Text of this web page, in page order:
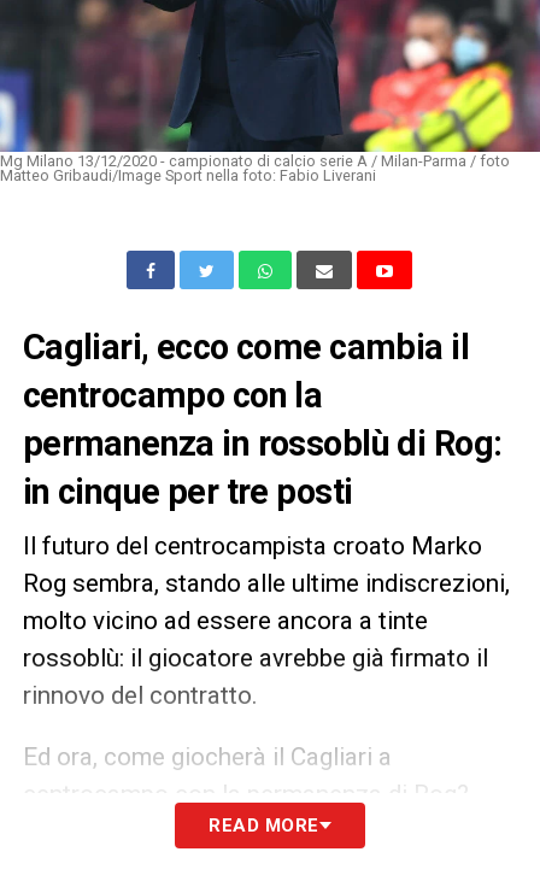
Mg Milano 13/12/2020 - campionato di calcio serie A / Milan-Parma / foto
Matteo Gribaudi/Image Sport nella foto: Fabio Liverani
Cagliari, ecco come cambia il
centrocampo con la
permanenza in rossoblù di Rog:
in cinque per tre posti
Il futuro del centrocampista croato Marko
Rog sembra, stando alle ultime indiscrezioni,
molto vicino ad essere ancora a tinte
rossoblù: il giocatore avrebbe già firmato il
rinnovo del contratto.
Ed ora, come giocherà il Cagliari a
centrocampo con la permanenza di Rog?
Sicuramente mister Liverani non sarà
READ MORE